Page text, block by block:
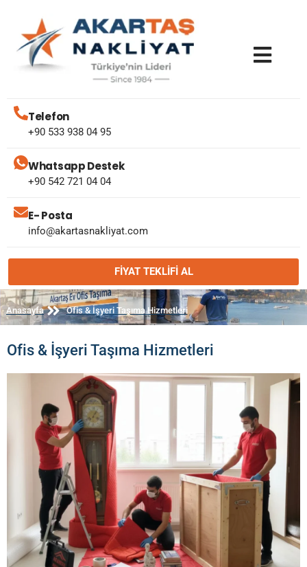
Telefon
+90 533 938 04 95
Whatsapp Destek
+90 542 721 04 04
E- Posta
info@akartasnakliyat.com
FIYAT TEKLIFI AL
Anasayfa Ofis & İşyeri Taşıma Hizmetleri
Ofis & İşyeri Taşıma Hizmetleri